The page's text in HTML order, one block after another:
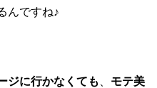
んですね♪
ジに行かなくても
モテ美